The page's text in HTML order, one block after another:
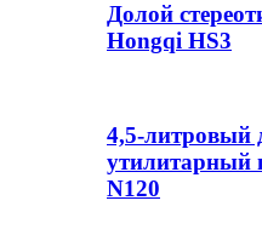
Долой
Hongqi HS3
4,5-литровый
утилитарный
N120